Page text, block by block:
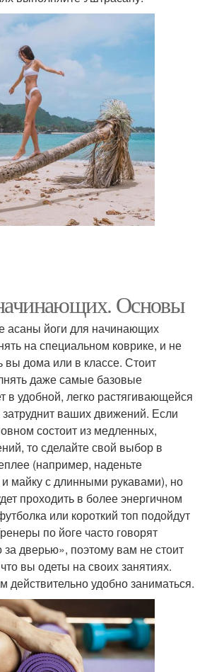
Основы
асаны йоги для начинающих
на специальном коврике, и не
вы дома или в классе. Стоит
даже самые базовые
в удобной, легко растягивающейся
ваших движений. Если
состоит из медленных,
то сделайте свой выбор в
(например, наденьте
майку с длинными рукавами), но
проходить в более энергичном
или короткий топ подойдут
по йоге часто говорят
за дверью», поэтому вам не стоит
вы одеты на своих занятиях.
действительно удобно заниматься.